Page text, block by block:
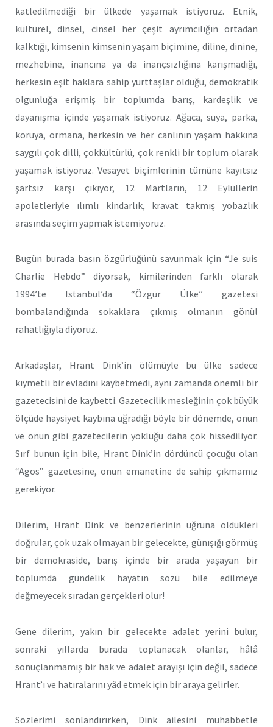
katledilmediği bir ülkede yaşamak istiyoruz. Etnik,
kültürel, dinsel, cinsel her çeşit ayrımcılığın ortadan
kalktığı, kimsenin kimsenin yaşam biçimine, diline, dinine,
mezhebine, inancına ya da inançsızlığına karışmadığı,
herkesin eşit haklara sahip yurttaşlar olduğu, demokratik
olgunluğa erişmiş bir toplumda barış, kardeşlik ve
dayanışma içinde yaşamak istiyoruz. Ağaca, suya, parka,
koruya, ormana, herkesin ve her canlının yaşam hakkına
saygılı çok dilli, çokkültürlü, çok renkli bir toplum olarak
yaşamak istiyoruz. Vesayet biçimlerinin tümüne kayıtsız
şartsız karşı çıkıyor, 12 Martların, 12 Eylüllerin
apoletleriyle ılımlı kindarlık, kravat takmış yobazlık
arasında seçim yapmak istemiyoruz.
Bugün burada basın özgürlüğünü savunmak için “Je suis
Charlie Hebdo” diyorsak, kimilerinden farklı olarak
1994’te Istanbul’da “Özgür Ülke” gazetesi
bombalandığında sokaklara çıkmış olmanın gönül
rahatlığıyla diyoruz.
Arkadaşlar, Hrant Dink’in ölümüyle bu ülke sadece
kıymetli bir evladını kaybetmedi, aynı zamanda önemli bir
gazetecisini de kaybetti. Gazetecilik mesleğinin çok büyük
ölçüde haysiyet kaybına uğradığı böyle bir dönemde, onun
ve onun gibi gazetecilerin yokluğu daha çok hissediliyor.
Sırf bunun için bile, Hrant Dink’in dördüncü çocuğu olan
“Agos” gazetesine, onun emanetine de sahip çıkmamız
gerekiyor.
Dilerim, Hrant Dink ve benzerlerinin uğruna öldükleri
doğrular, çok uzak olmayan bir gelecekte, günışığı görmüş
bir demokraside, barış içinde bir arada yaşayan bir
toplumda gündelik hayatın sözü bile edilmeye
değmeyecek sıradan gerçekleri olur!
Gene dilerim, yakın bir gelecekte adalet yerini bulur,
sonraki yıllarda burada toplanacak olanlar, hâlâ
sonuçlanmamış bir hak ve adalet arayışı için değil, sadece
Hrant’ı ve hatıralarını yâd etmek için bir araya gelirler.
Sözlerimi sonlandırırken, Dink ailesini muhabbetle